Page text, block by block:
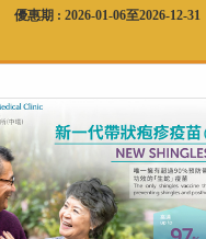
優惠期 : 2026-01-06至2026-12-31